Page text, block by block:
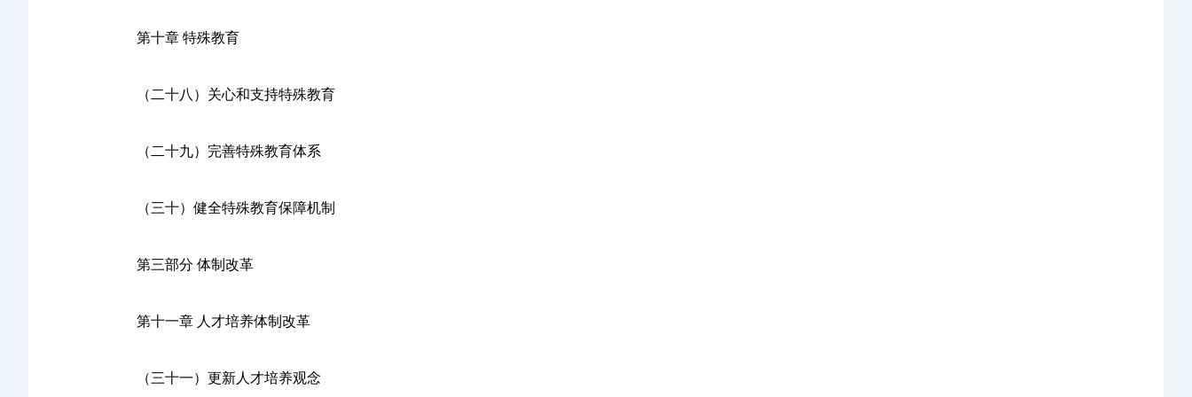
第十章 特殊教育
（二十八）关心和支持特殊教育
（二十九）完善特殊教育体系
（三十）健全特殊教育保障机制
第三部分 体制改革
第十一章 人才培养体制改革
（三十一）更新人才培养观念